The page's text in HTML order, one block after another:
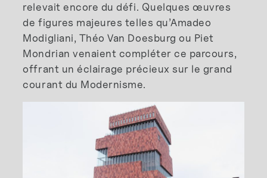
relevait encore du défi. Quelques œuvres
de figures majeures telles qu’Amadeo
Modigliani, Théo Van Doesburg ou Piet
Mondrian venaient compléter ce parcours,
offrant un éclairage précieux sur le grand
courant du Modernisme.